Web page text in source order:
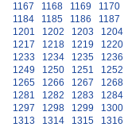
1167
1168 1169 1170
1184
1185 1186 1187
1201
1202 1203 1204
1217
1218 1219 1220
1233
1234 1235 1236
1249
1250 1251 1252
1265
1266 1267 1268
1281
1282 1283 1284
1297
1298 1299 1300
1313
1314 1315 1316